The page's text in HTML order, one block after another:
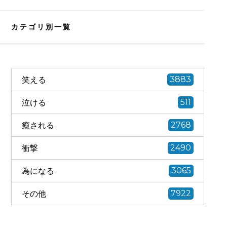
カテゴリ別一覧
笑える 3883
泣ける 511
癒される 2768
衝撃 2490
為になる 3065
その他 7922